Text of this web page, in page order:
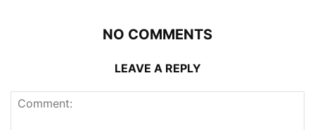
NO COMMENTS
LEAVE A REPLY